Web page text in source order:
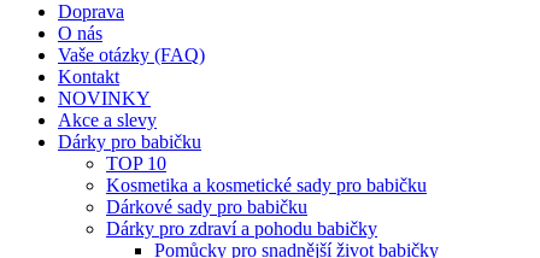
Doprava
O nás
Vaše otázky (FAQ)
Kontakt
NOVINKY
Akce a slevy
Dárky pro babičku
TOP 10
Kosmetika a kosmetické sady pro babičku
Dárkové sady pro babičku
Dárky pro zdraví a pohodu babičky
Pomůcky pro snadnější život babičky